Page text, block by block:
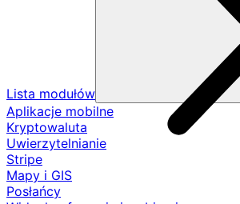
Lista modułów
Aplikacje mobilne
Kryptowaluta
Uwierzytelnianie
Stripe
Mapy i GIS
Posłańcy